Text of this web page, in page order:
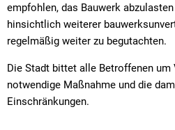
empfohlen, das Bauwerk
hinsichtlich weiterer
regelmäßig weiter zu begutachten.
Die Stadt bittet alle Betroffenen um
notwendige Maßnahme und die
Einschränkungen.